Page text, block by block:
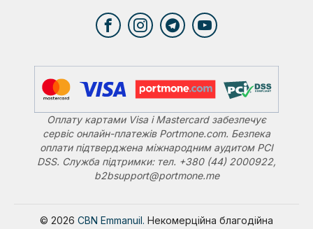
Оплату картами Visa і Mastercard забезпечує
сервіс онлайн-платежів Portmone.com. Безпека
оплати підтверджена міжнародним аудитом PCI
DSS. Служба підтримки: тел. +380 (44) 2000922,
b2bsupport@portmone.me
© 2026 CBN Emmanuil. Некомерційна благодійна